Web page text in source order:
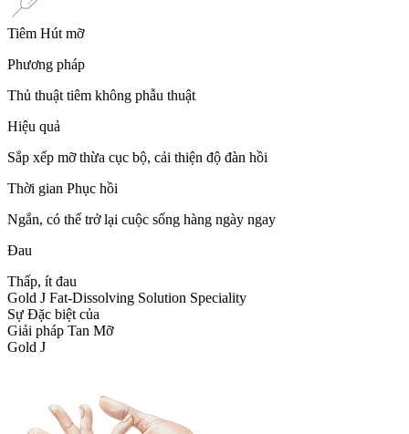
Tiêm Hút mỡ
Phương pháp
Thủ thuật tiêm không phẫu thuật
Hiệu quả
Sắp xếp mỡ thừa cục bộ, cải thiện độ đàn hồi
Thời gian Phục hồi
Ngắn, có thể trở lại cuộc sống hàng ngày ngay
Đau
Thấp, ít đau
Gold J Fat-Dissolving Solution Speciality
Sự Đặc biệt của
Giải pháp Tan Mỡ
Gold J